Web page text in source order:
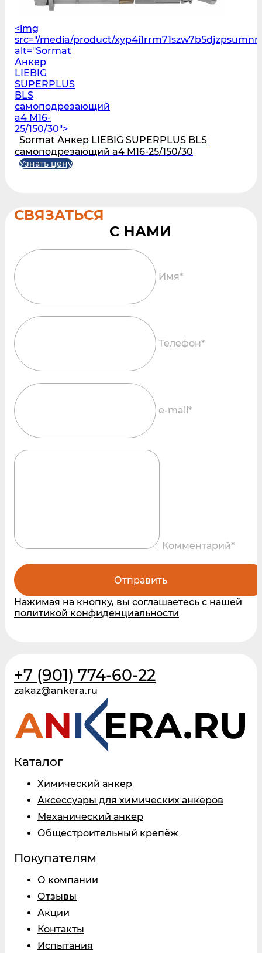
<img
src="/media/product/
alt="Sormat
Анкер
LIEBIG
SUPERPLUS
BLS
самоподрезающий
a4 M16-
25/150/30">
Sormat Анкер LIEBIG SUPERPLUS BLS
самоподрезающий a4 M16-25/150/30
Узнать цену
СВЯЗАТЬСЯ
Имя*
Телефон*
e-mail*
Комментарий*
Отправить
Нажимая на кнопку, вы соглашаетесь с нашей
политикой конфиденциальности
+7 (901) 774-60-22
zakaz@ankera.ru
Каталог
Химический анкер
Аксессуары для химических анкеров
Механический анкер
Общестроительный крепёж
Покупателям
О компании
Отзывы
Акции
Контакты
Испытания